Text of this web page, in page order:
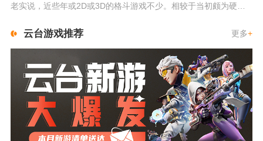
云台游戏推荐 更多+